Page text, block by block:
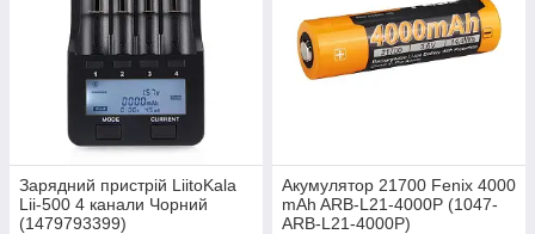
Зарядний пристрій LiitoKala
Lii-500 4 канали Чорний
(1479793399)
Акумулятор 21700 Fenix 4000
mAh ARB-L21-4000P (1047-
ARB-L21-4000P)